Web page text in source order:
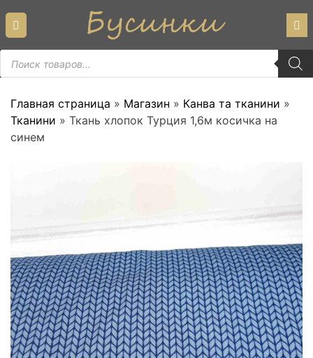
content
Пошук
товарів
Главная страница » Магазин » Канва та тканини »
Тканини » Ткань хлопок Турция 1,6м косичка на
синем